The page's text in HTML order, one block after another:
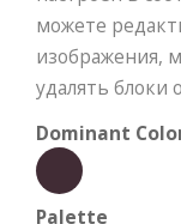
можете
изображения,
удалять блоки
Dominant
Palette